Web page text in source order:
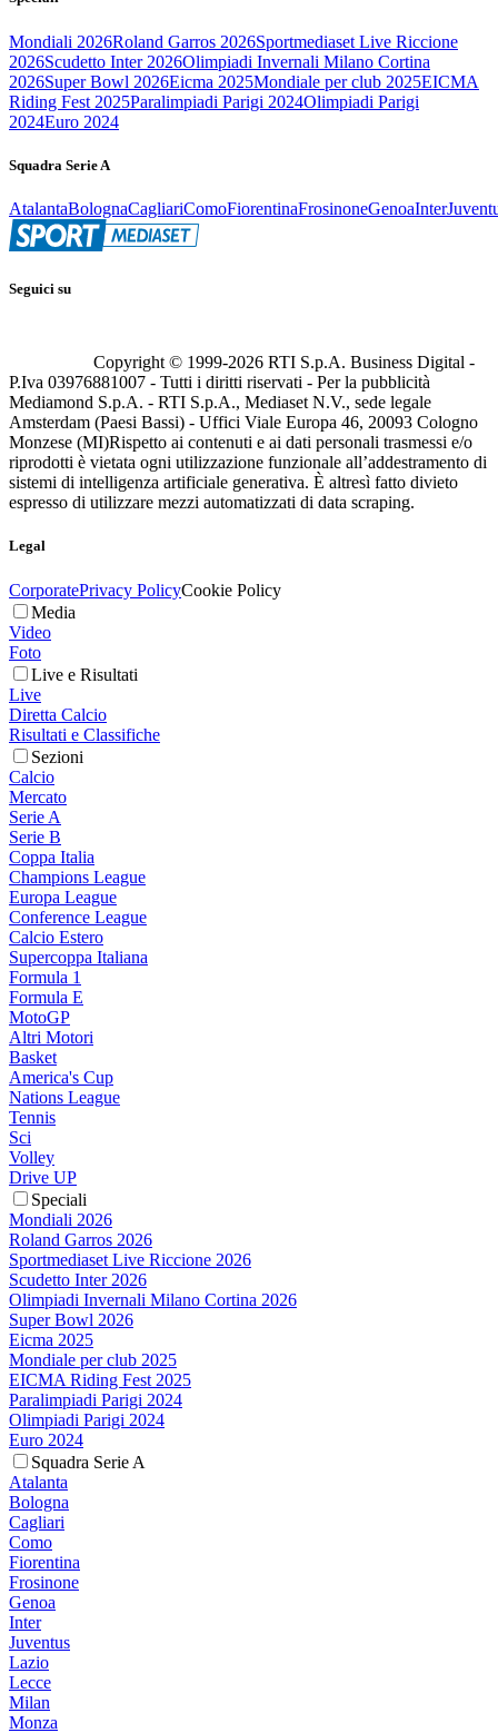
Mondiali 2026Roland Garros 2026Sportmediaset Live Riccione
2026Scudetto Inter 2026Olimpiadi Invernali Milano Cortina
2026Super Bowl 2026Eicma 2025Mondiale per club 2025EICMA
Riding Fest 2025Paralimpiadi Parigi 2024Olimpiadi Parigi
2024Euro 2024
Squadra Serie A
AtalantaBolognaCagliariComoFiorentinaFrosinoneGenoaInter
Seguici su
Copyright © 1999-2026 RTI S.p.A. Business Digital -
P.Iva 03976881007 - Tutti i diritti riservati - Per la pubblicità
Mediamond S.p.A. - RTI S.p.A., Mediaset N.V., sede legale
Amsterdam (Paesi Bassi) - Uffici Viale Europa 46, 20093 Cologno
Monzese (MI)Rispetto ai contenuti e ai dati personali trasmessi e/o
riprodotti è vietata ogni utilizzazione funzionale all’addestramento di
sistemi di intelligenza artificiale generativa. È altresì fatto divieto
espresso di utilizzare mezzi automatizzati di data scraping.
Legal
CorporatePrivacy PolicyCookie Policy
Media
Video
Foto
Live e Risultati
Live
Diretta Calcio
Risultati e Classifiche
Sezioni
Calcio
Mercato
Serie A
Serie B
Coppa Italia
Champions League
Europa League
Conference League
Calcio Estero
Supercoppa Italiana
Formula 1
Formula E
MotoGP
Altri Motori
Basket
America's Cup
Nations League
Tennis
Sci
Volley
Drive UP
Speciali
Mondiali 2026
Roland Garros 2026
Sportmediaset Live Riccione 2026
Scudetto Inter 2026
Olimpiadi Invernali Milano Cortina 2026
Super Bowl 2026
Eicma 2025
Mondiale per club 2025
EICMA Riding Fest 2025
Paralimpiadi Parigi 2024
Olimpiadi Parigi 2024
Euro 2024
Squadra Serie A
Atalanta
Bologna
Cagliari
Como
Fiorentina
Frosinone
Genoa
Inter
Juventus
Lazio
Lecce
Milan
Monza